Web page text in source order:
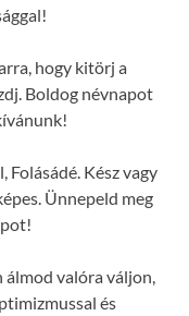
hogy kitörj a
Boldog névnapot
Kész vagy
Ünnepeld meg
valóra váljon,
és